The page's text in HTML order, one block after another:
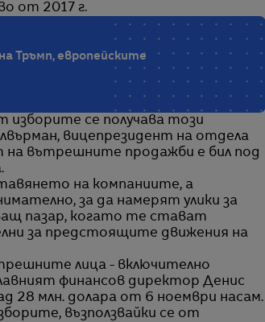
от 2017 г.
Тръмп, европейските
се получава този
вицепрезидент на отдела
на вътрешните продажби е бил под
на компаниите, а
за да намерят улики за
пазар, когато те стават
за предстоящите движения на
лица - включително
финансов директор Денис
28 млн. долара от 6 ноември насам.
възползвайки се от